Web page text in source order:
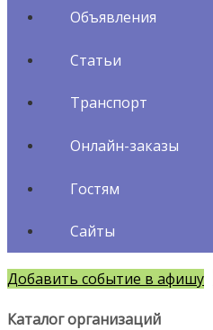
Объявления
Статьи
Транспорт
Онлайн-заказы
Гостям
Сайты
Добавить событие в афишу
Каталог организаций